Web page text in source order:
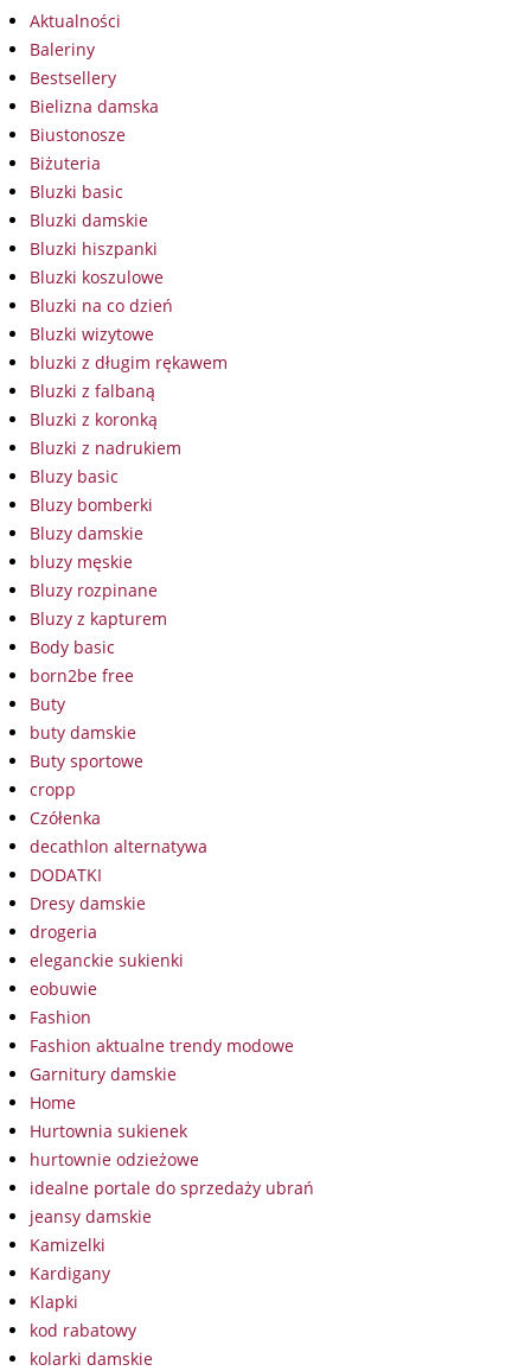
Aktualności
Baleriny
Bestsellery
Bielizna damska
Biustonosze
Biżuteria
Bluzki basic
Bluzki damskie
Bluzki hiszpanki
Bluzki koszulowe
Bluzki na co dzień
Bluzki wizytowe
bluzki z długim rękawem
Bluzki z falbaną
Bluzki z koronką
Bluzki z nadrukiem
Bluzy basic
Bluzy bomberki
Bluzy damskie
bluzy męskie
Bluzy rozpinane
Bluzy z kapturem
Body basic
born2be free
Buty
buty damskie
Buty sportowe
cropp
Czółenka
decathlon alternatywa
DODATKI
Dresy damskie
drogeria
eleganckie sukienki
eobuwie
Fashion
Fashion aktualne trendy modowe
Garnitury damskie
Home
Hurtownia sukienek
hurtownie odzieżowe
idealne portale do sprzedaży ubrań
jeansy damskie
Kamizelki
Kardigany
Klapki
kod rabatowy
kolarki damskie